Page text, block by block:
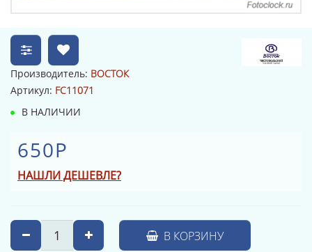
Производитель: ВОСТОК
Артикул: FC11071
В НАЛИЧИИ
650Р
НАШЛИ ДЕШЕВЛЕ?
В КОРЗИНУ